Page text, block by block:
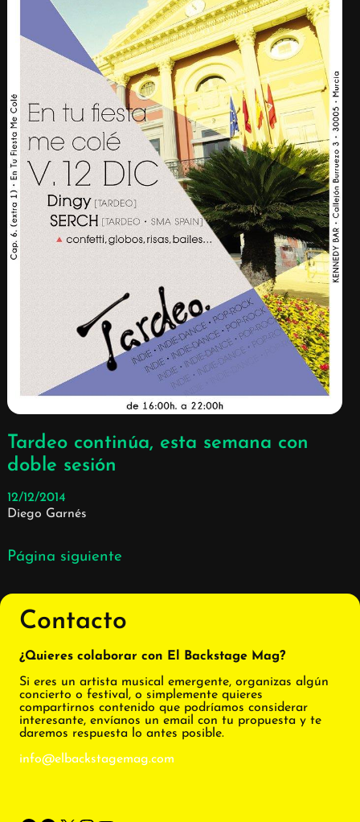
Tardeo continúa, esta semana con
doble sesión
12/12/2014
Diego Garnés
Página siguiente
Contacto
¿Quieres colaborar con El Backstage Mag?
Si eres un artista musical emergente, organizas algún
concierto o festival, o simplemente quieres
compartirnos contenido que podríamos considerar
interesante, envíanos un email con tu propuesta y te
daremos respuesta lo antes posible.
info@elbackstagemag.com